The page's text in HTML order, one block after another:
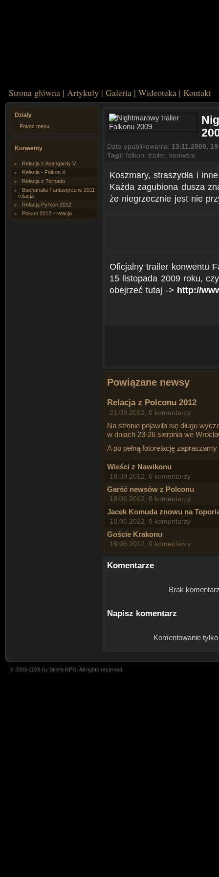
Strona główna | Artykuły | Galeria | Wideoteka | Kontakt
Działy
Pokaż menu
Konwenty
Relacja z Avangardy V
Relacja - Falkon X
Relacja z Tornado
Bachanalia Fantastyczne 2011
- relacja
Relacja Pyrkon 2012
Polcon 2012 - relacja
Data opublikowania: 13.11.2009,
Tagi: falkon trailer, konwent
Koszmary, straszydła i
Każda zagubiona dusza
że niegrzecznie jest nie
Oficjalny trailer konwentu
15 listopada 2009 roku,
obejrzeć tutaj -> http://
Powiązane newsy
Relacja z Polconu 2012
21.09.2012, 0 komentarzy
Na stronie pojawiła się długo
w dniach 23-26 sierpnia we
A po pełną fotorelację
Wieści z Nawikonu
18.09.2012, 0 komentarzy
Garść newsów z Polconu
18.06.2012, 0 komentarzy
Jacek Komuda znowu na
18.06.2012, 0 komentarzy
Goście Krakonu
18.06.2012, 0 komentarzy
Komentarze
Brak
Napisz komentarz
Komentowanie
© 2003-2026 by Strefa RPG. All rights reserved.